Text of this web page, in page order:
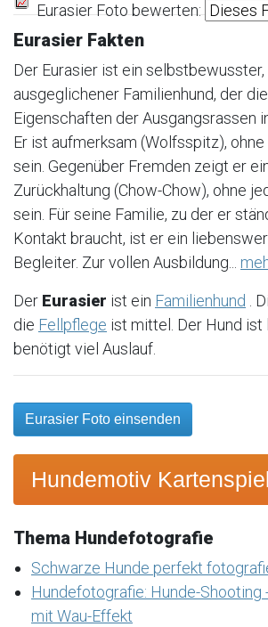
Eurasier Foto bewerten:
Eurasier Fakten
Der Eurasier ist ein selbstbewusster,
ausgeglichener Familienhund, der
Eigenschaften der Ausgangsrassen
Er ist aufmerksam (Wolfsspitz),
sein. Gegenüber Fremden zeigt er
Zurückhaltung (Chow-Chow), ohne
sein. Für seine Familie, zu der er
Kontakt braucht, ist er ein
Begleiter. Zur vollen Ausbildung...
Der Eurasier ist ein Familienhund .
die Fellpflege ist mittel. Der Hund ist
benötigt viel Auslauf.
Eurasier Foto einsenden
Hundemotiv Kartenspiel
Thema Hundefotografie
Schwarze Hunde perfekt
Hundefotografie: Hunde-Shooting
mit Wau-Effekt